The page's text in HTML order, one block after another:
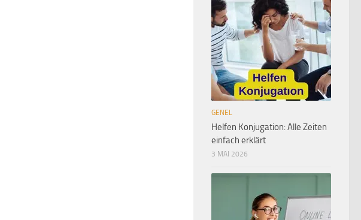
GENEL
Helfen Konjugation: Alle Zeiten
einfach erklärt
3 MAI 2026